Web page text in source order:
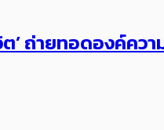
’ ถ่ายทอดองค์คว